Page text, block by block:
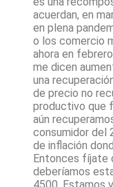
acuerdan, en
en plena
o los comercio
ahora en
me dicen
una
de precio no
productivo que
aún
consumidor del
de inflación
Entonces fíjate
deberíamos